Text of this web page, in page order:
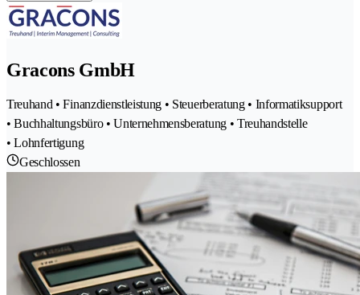
Gracons GmbH
Treuhand • Finanzdienstleistung • Steuerberatung • Informatiksupport
• Buchhaltungsbüro • Unternehmensberatung • Treuhandstelle
• Lohnfertigung
Geschlossen